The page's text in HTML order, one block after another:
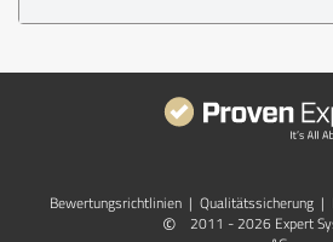
Bewertungs­richtlinien | Qualitätssicherung |
©
2011 - 2026 Expert